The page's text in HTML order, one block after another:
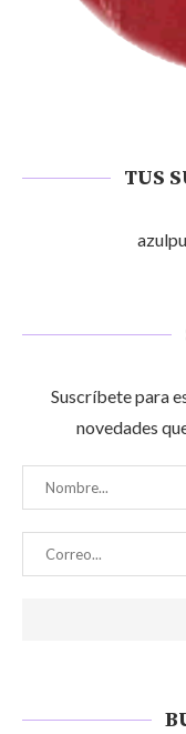
TUS
Suscríbete para
novedades